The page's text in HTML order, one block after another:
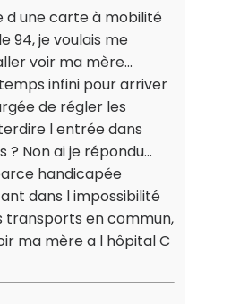
d une carte à mobilité
94, je voulais me
voir ma mère...
infini pour arriver
de régler les
l entrée dans
? Non ai je répondu...
handicapée
dans l impossibilité
transports en commun,
ma mère a l hôpital C